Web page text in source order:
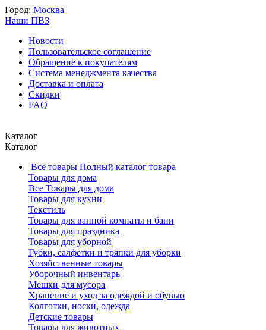
Город: Москва
Наши ПВЗ
Новости
Пользовательское соглашение
Обращение к покупателям
Система менеджмента качества
Доставка и оплата
Скидки
FAQ
Каталог
Каталог
Все товары Полный каталог товара
Товары для дома
Все Товары для дома
Товары для кухни
Текстиль
Товары для ванной комнаты и бани
Товары для праздника
Товары для уборной
Губки, салфетки и тряпки для уборки
Хозяйственные товары
Уборочный инвентарь
Мешки для мусора
Хранение и уход за одеждой и обувью
Колготки, носки, одежда
Детские товары
Товары для животных